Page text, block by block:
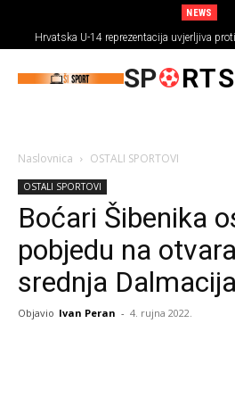
NEWS
Hrvatska U-14 reprezentacija uvjerljiva
Rumunjske
SP RTS
Naslovnica OSTALI SPORTOVI
OSTALI SPORTOVI
Boćari Šibenika
pobjedu na
srednja Dalmacija
Objavio Ivan Peran - 4. rujna 2022.